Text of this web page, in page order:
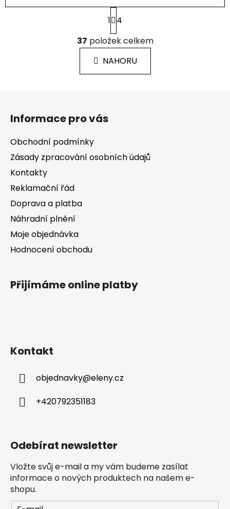
O
v
l
á
d
k
S
t
r
á
n
k
1
4
37 položek celkem
NAHORU
Informace pro vás
Obchodní podmínky
Zásady zpracování osobních údajů
Kontakty
Reklamační řád
Doprava a platba
Náhradní plnění
Moje objednávka
Hodnocení obchodu
Přijímáme online platby
Kontakt
objednavky@eleny.cz
+420792351183
Odebírat newsletter
Vložte svůj e-mail a my vám budeme zasílat
informace o nových produktech na našem e-
shopu.